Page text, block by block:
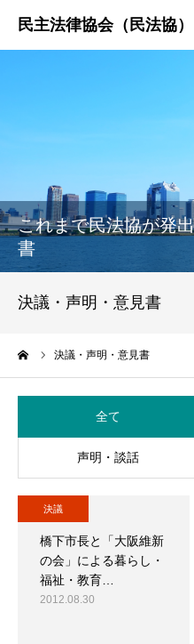
これまで民法協が発
書
決議・声明・意見書
決議・声明・意見書
全て
声明・談話
決議
橋下市長と「大阪維新
の会」による暮らし・
福祉・教育…
2012.08.30
決議・声明・意見書